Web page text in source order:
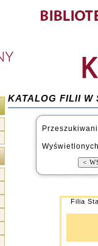
KATALOG FILII W
Filia